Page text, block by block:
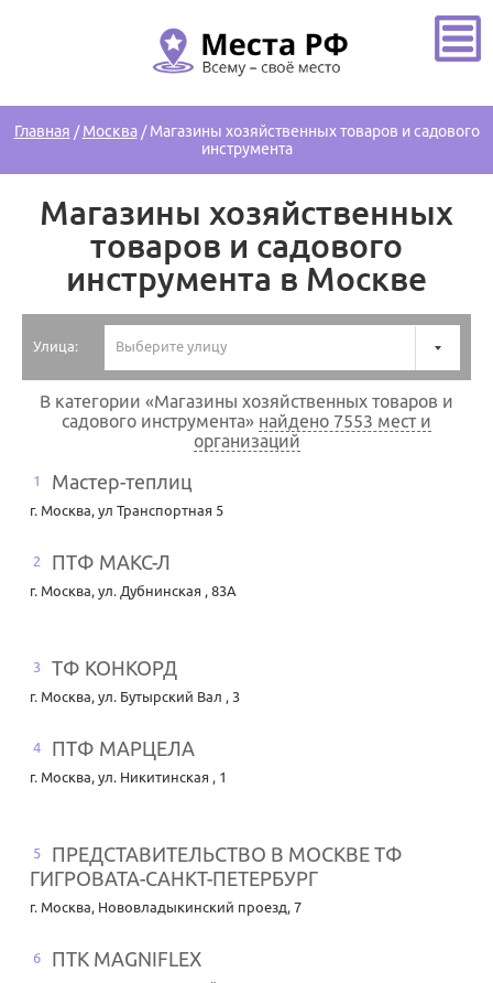
Главная /Москва/Магазины хозяйственных товаров и садового
инструмента
Магазины хозяйственных
товаров и садового
инструмента в Москве
Улица: Выберите улицу
В категории «Магазины хозяйственных товаров и
садового инструмента» найдено 7553 мест и
организаций
1 Мастер-теплиц
г. Москва, ул Транспортная 5
2 ПТФ МАКС-Л
г. Москва, ул. Дубнинская , 83А
3 ТФ КОНКОРД
г. Москва, ул. Бутырский Вал , 3
4 ПТФ МАРЦЕЛА
г. Москва, ул. Никитинская , 1
5
ПРЕДСТАВИТЕЛЬСТВО В МОСКВЕ ТФ
ГИГРОВАТА-САНКТ-ПЕТЕРБУРГ
г. Москва, Нововладыкинский проезд, 7
6 ПТК MAGNIFLEX